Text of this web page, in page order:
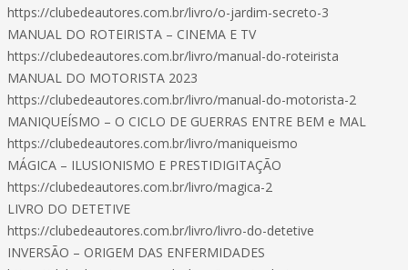
https://clubedeautores.com.br/livro/o-jardim-secreto-3
MANUAL DO ROTEIRISTA – CINEMA E TV
https://clubedeautores.com.br/livro/manual-do-roteirista
MANUAL DO MOTORISTA 2023
https://clubedeautores.com.br/livro/manual-do-motorista-2
MANIQUEÍSMO – O CICLO DE GUERRAS ENTRE BEM e MAL
https://clubedeautores.com.br/livro/maniqueismo
MÁGICA – ILUSIONISMO E PRESTIDIGITAÇÃO
https://clubedeautores.com.br/livro/magica-2
LIVRO DO DETETIVE
https://clubedeautores.com.br/livro/livro-do-detetive
INVERSÃO – ORIGEM DAS ENFERMIDADES